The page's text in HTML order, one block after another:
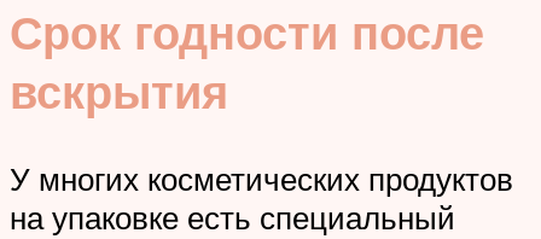
Срок годности после
вскрытия
У многих косметических продуктов
на упаковке есть специальный